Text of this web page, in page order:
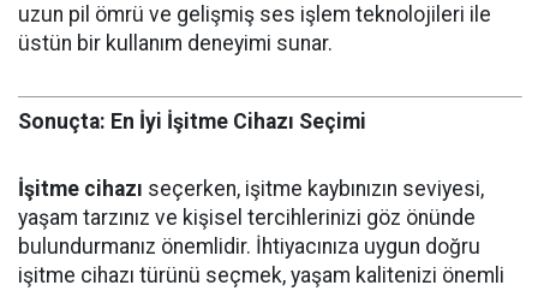
uzun pil ömrü ve gelişmiş ses işlem teknolojileri ile
üstün bir kullanım deneyimi sunar.
Sonuçta: En İyi İşitme Cihazı Seçimi
İşitme cihazı seçerken, işitme kaybınızın seviyesi,
yaşam tarzınız ve kişisel tercihlerinizi göz önünde
bulundurmanız önemlidir. İhtiyacınıza uygun doğru
işitme cihazı türünü seçmek, yaşam kalitenizi önemli